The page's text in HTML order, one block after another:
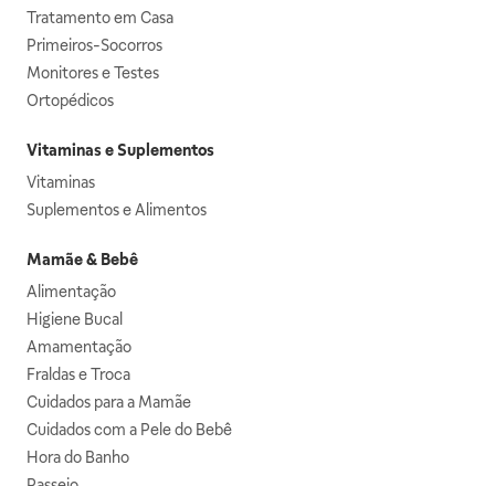
Tratamento em Casa
Primeiros-Socorros
Monitores e Testes
Ortopédicos
Vitaminas e Suplementos
Vitaminas
Suplementos e Alimentos
Mamãe & Bebê
Alimentação
Higiene Bucal
Amamentação
Fraldas e Troca
Cuidados para a Mamãe
Cuidados com a Pele do Bebê
Hora do Banho